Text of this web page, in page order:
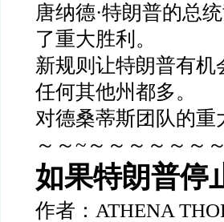
唐纳德·特朗普的总
了重大胜利。
新规则让特朗普有机
任何其他州都多。
对德桑蒂斯团队的重
～～~ ～～～～～～～
如果特朗普停
作者： ATHENA